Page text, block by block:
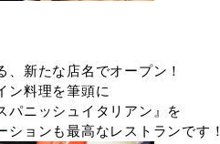
、新たな店名でオープン！
ン料理を筆頭に
パニッシュイタリアン』を
ョンも最高なレストランです！